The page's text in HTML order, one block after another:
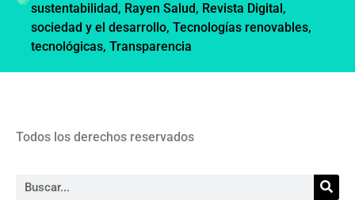
sustentabilidad, Rayen Salud, Revista Digital ,
sociedad y el desarrollo, Tecnologías renovables,
tecnológicas, Transparencia
Todos los derechos reservados